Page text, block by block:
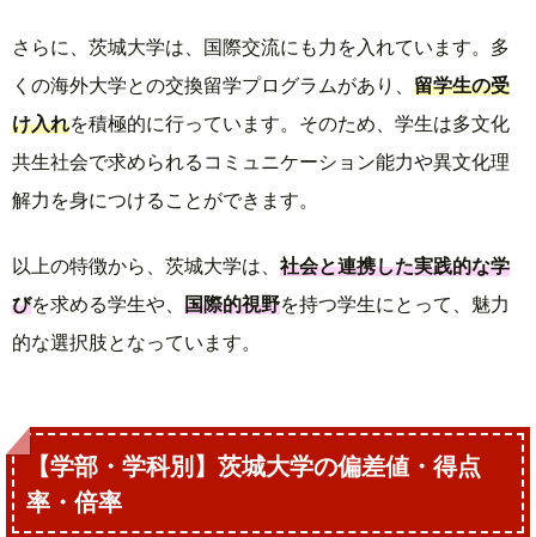
さらに、茨城大学は、国際交流にも力を入れています。多
くの海外大学との交換留学プログラムがあり、 留学生の受
け入れを積極的に行っています。そのため、学生は多文化
共生社会で求められるコミュニケーション能力や異文化理
解力を身につけることができます。
以上の特徴から、茨城大学は、 社会と連携した実践的な学
びを求める学生や、 国際的視野を持つ学生にとって、魅力
的な選択肢となっています。
【学部・学科別】茨城大学の偏差値・得点
率・倍率